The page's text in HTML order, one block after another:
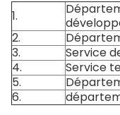
1.
2.
3.
Service
4.
Service
5.
6.